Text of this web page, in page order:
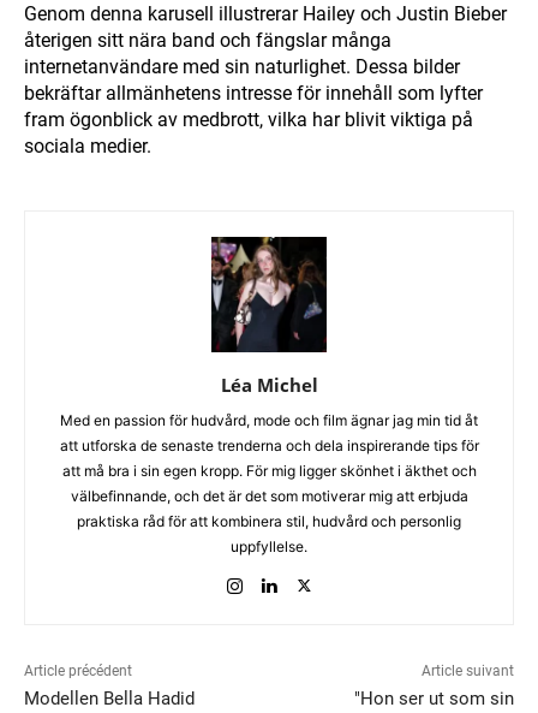
Genom denna karusell illustrerar Hailey och Justin Bieber
återigen sitt nära band och fängslar många
internetanvändare med sin naturlighet. Dessa bilder
bekräftar allmänhetens intresse för innehåll som lyfter
fram ögonblick av medbrott, vilka har blivit viktiga på
sociala medier.
Léa Michel
Med en passion för hudvård, mode och film ägnar jag min tid åt
att utforska de senaste trenderna och dela inspirerande tips för
att må bra i sin egen kropp. För mig ligger skönhet i äkthet och
välbefinnande, och det är det som motiverar mig att erbjuda
praktiska råd för att kombinera stil, hudvård och personlig
uppfyllelse.
Article précédent
Modellen Bella Hadid
Article suivant
"Hon ser ut som sin